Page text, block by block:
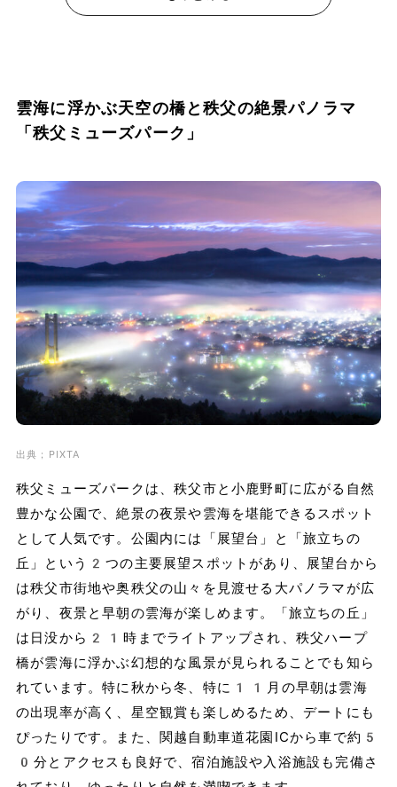
雲海に浮かぶ天空の橋と秩父の絶景パノラマ
「秩父ミューズパーク」
出典；PIXTA
秩父ミューズパークは、秩父市と小鹿野町に広がる自然
豊かな公園で、絶景の夜景や雲海を堪能できるスポット
として人気です。公園内には「展望台」と「旅立ちの
丘」という2つの主要展望スポットがあり、展望台から
は秩父市街地や奥秩父の山々を見渡せる大パノラマが広
がり、夜景と早朝の雲海が楽しめます。「旅立ちの丘」
は日没から21時までライトアップされ、秩父ハープ
橋が雲海に浮かぶ幻想的な風景が見られることでも知ら
れています。特に秋から冬、特に11月の早朝は雲海
の出現率が高く、星空観賞も楽しめるため、デートにも
ぴったりです。また、関越自動車道花園ICから車で約5
0分とアクセスも良好で、宿泊施設や入浴施設も完備さ